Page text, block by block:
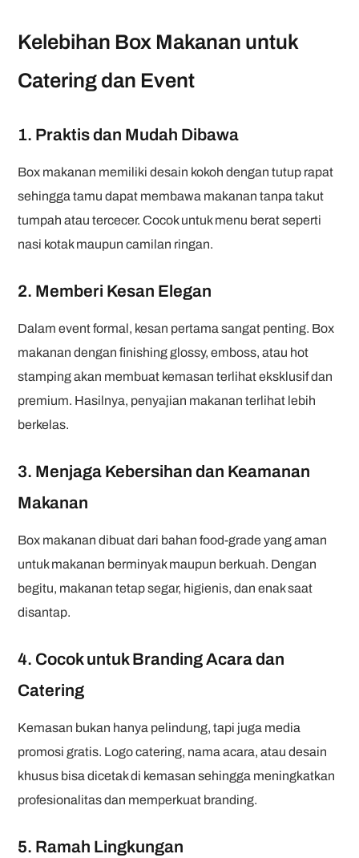
Kelebihan Box Makanan untuk
Catering dan Event
1. Praktis dan Mudah Dibawa
Box makanan memiliki desain kokoh dengan tutup rapat
sehingga tamu dapat membawa makanan tanpa takut
tumpah atau tercecer. Cocok untuk menu berat seperti
nasi kotak maupun camilan ringan.
2. Memberi Kesan Elegan
Dalam event formal, kesan pertama sangat penting. Box
makanan dengan finishing glossy, emboss, atau hot
stamping akan membuat kemasan terlihat eksklusif dan
premium. Hasilnya, penyajian makanan terlihat lebih
berkelas.
3. Menjaga Kebersihan dan Keamanan
Makanan
Box makanan dibuat dari bahan food-grade yang aman
untuk makanan berminyak maupun berkuah. Dengan
begitu, makanan tetap segar, higienis, dan enak saat
disantap.
4. Cocok untuk Branding Acara dan
Catering
Kemasan bukan hanya pelindung, tapi juga media
promosi gratis. Logo catering, nama acara, atau desain
khusus bisa dicetak di kemasan sehingga meningkatkan
profesionalitas dan memperkuat branding.
5. Ramah Lingkungan